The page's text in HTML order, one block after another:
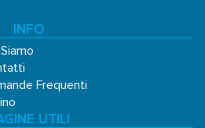
INFO
Frequenti
UTILI